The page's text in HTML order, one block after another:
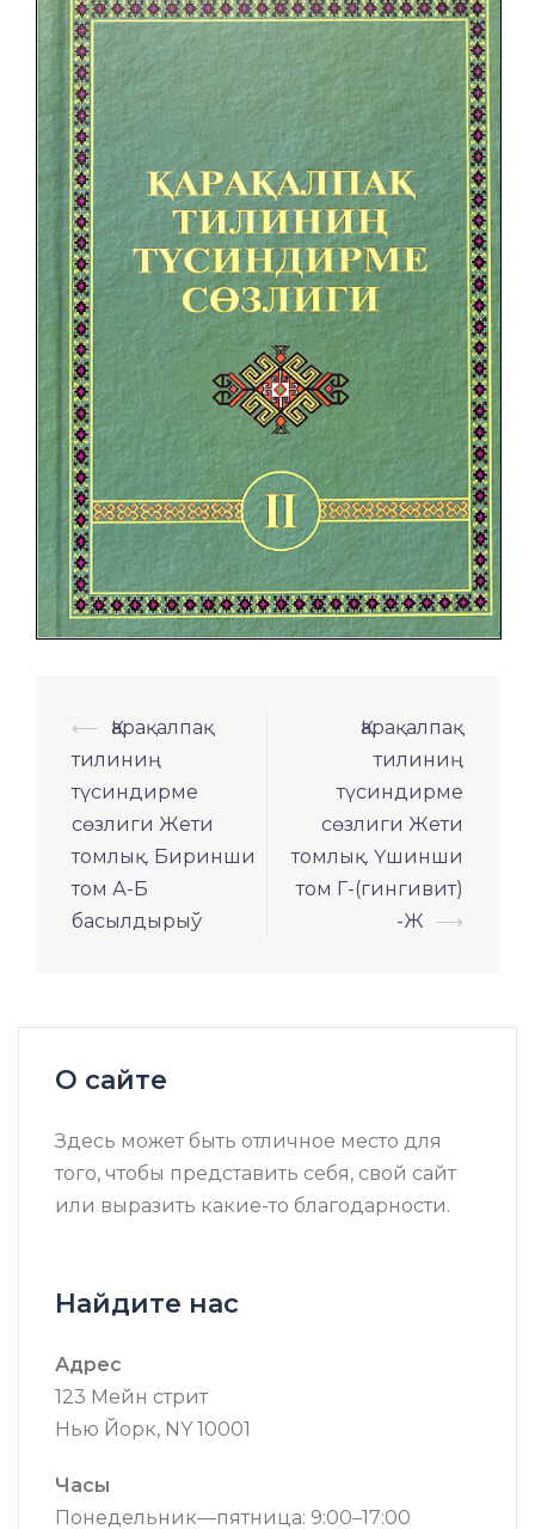
Навигация
по
записям
⟵ Қарақалпақ
тилиниң
түсиндирме
сөзлиги Жети
томлық. Биринши
том А-Б
басылдырыў
Қарақалпақ
тилиниң
түсиндирме
сөзлиги Жети
томлық. Үшинши
том Г-(гингивит)
-Ж
⟶
О сайте
Здесь может быть отличное место для
того, чтобы представить себя, свой сайт
или выразить какие-то благодарности.
Найдите нас
Адрес
123 Мейн стрит
Нью Йорк, NY 10001
Часы
Понедельник—пятница: 9:00–17:00